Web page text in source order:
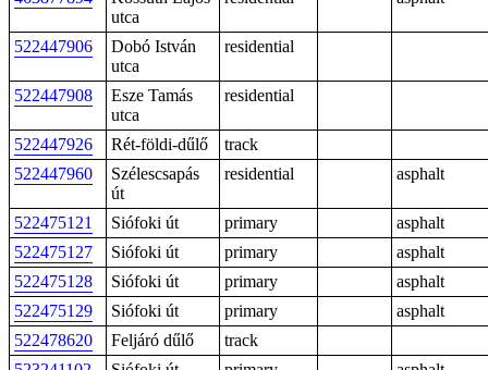
utca
522447906
Dobó István
utca
residential
522447908
Esze Tamás
utca
residential
522447926 Rét-földi-dűlő
track
522447960
Szélescsapás
út
residential asphalt
522475121 Siófoki út primary
asphalt
522475127
Siófoki út primary
asphalt
522475128
Siófoki út primary
asphalt
522475129
Siófoki út primary
asphalt
522478620
Feljáró dűlő
track